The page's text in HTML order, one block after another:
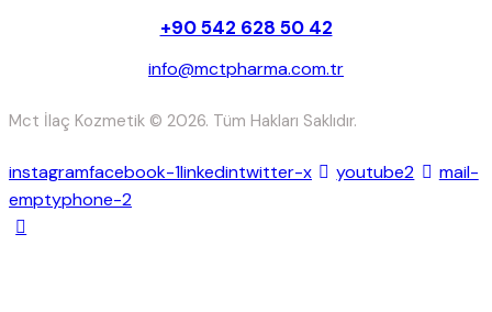
+90 542 628 50 42
info@mctpharma.com.tr
Mct İlaç Kozmetik © 2026. Tüm Hakları Saklıdır.
instagramfacebook-1linkedintwitter-x youtube2
mail-
emptyphone-2